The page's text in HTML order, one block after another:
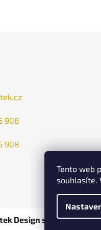
Tento web
souhlasíte.
908
908
Design s.r.o.. Všechna